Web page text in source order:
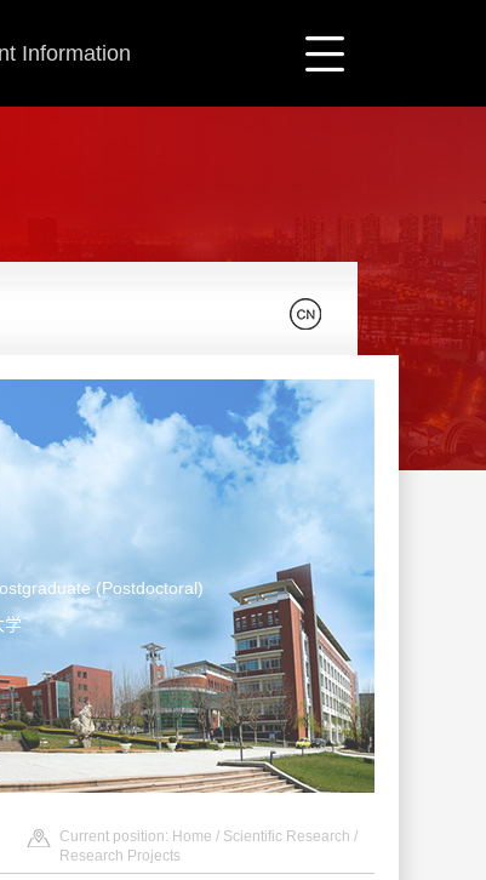
Information
(Postdoctoral)
学
Current position: Home / Scientific Research /
Research Projects